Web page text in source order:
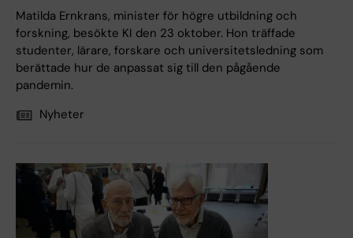
Matilda Ernkrans, minister för högre utbildning och
forskning, besökte KI den 23 oktober. Hon träffade
studenter, lärare, forskare och universitetsledning som
berättade hur de anpassat sig till den pågående
pandemin.
Nyheter